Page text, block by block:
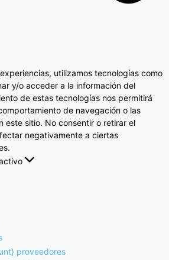
utilizamos tecnologías como
y/o acceder a la información del
de estas tecnologías nos permitirá
de navegación o las
este sitio. No consentir o retirar el
negativamente a ciertas
proveedores